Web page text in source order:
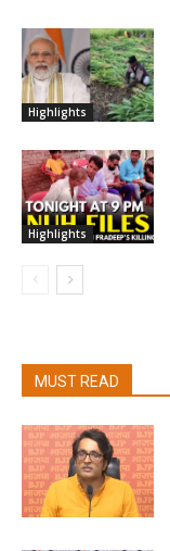
Highlights
Highlights
MUST READ